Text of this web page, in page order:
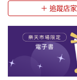
追蹤店家